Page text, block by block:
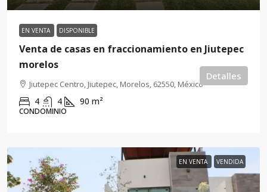
EN VENTA DISPONIBLE
Venta de casas en fraccionamiento en Jiutepec
morelos
Jiutepec Centro, Jiutepec, Morelos, 62550, México
4 4 90 m²
CONDOMINIO
Detalles
EN VENTA VENDIDA